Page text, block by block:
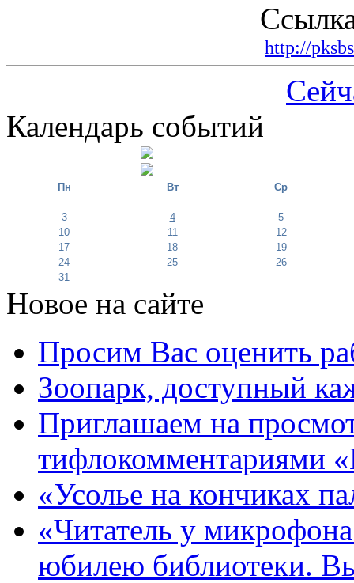
http://
Календарь событий
Пн Вт Ср
3 4
5
10
11
12
17
18
19
24
25
26
31
Новое на сайте
Просим Вас оценить
Зоопарк, доступный
Приглашаем на
тифлокомментариями
«Усолье на кончиках
«Читатель у
юбилею библиотеки.